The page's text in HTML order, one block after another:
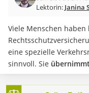
Oldtimer-Versicherung
Pferde-OP-Versicherung
Geräteversicherung
Brillenversicherung
Kinderkonto
Krypto-Wallet
Lektorin: Janina
Viele Menschen haben
eine spezielle
sinnvoll. Sie
Ihren Anwalt,
die Kosten der